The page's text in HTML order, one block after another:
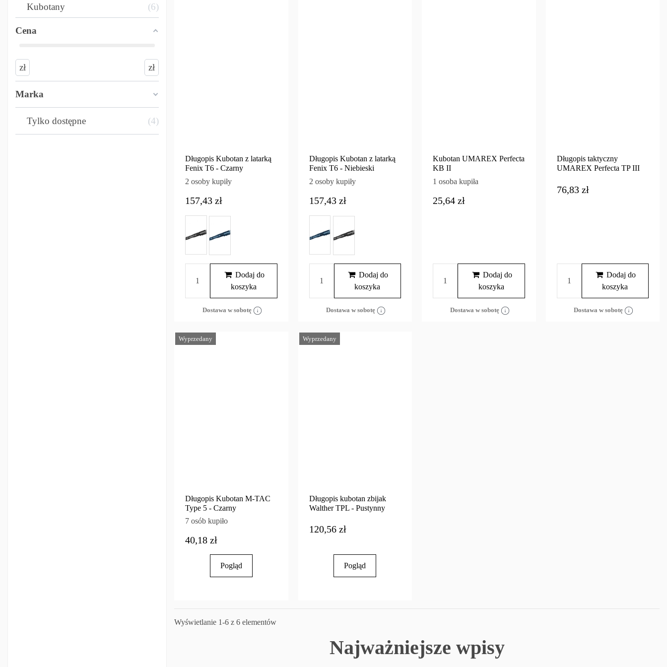
Długopis Kubotan z latarką
Fenix T6 - Czarny
2 osoby kupiły
157,43 zł
Dodaj do
koszyka
Dostawa w sobotę
Długopis Kubotan z latarką
Fenix T6 - Niebieski
2 osoby kupiły
157,43 zł
Dodaj do
koszyka
Dostawa w sobotę
Kubotan UMAREX Perfecta
KB II
1 osoba kupiła
25,64 zł
Dodaj do
koszyka
Dostawa w sobotę
Długopis taktyczny
UMAREX Perfecta TP III
76,83 zł
Dodaj do
koszyka
Dostawa w sobotę
Wyprzedany
Długopis Kubotan M-TAC
Type 5 - Czarny
7 osób kupiło
40,18 zł
Pogląd
Wyprzedany
Długopis kubotan zbijak
Walther TPL - Pustynny
120,56 zł
Pogląd
Wyświetlanie 1-6 z 6 elementów
Najważniejsze wpisy
Kubotany
6
Cena
zł zł
Marka
Tylko dostępne 4